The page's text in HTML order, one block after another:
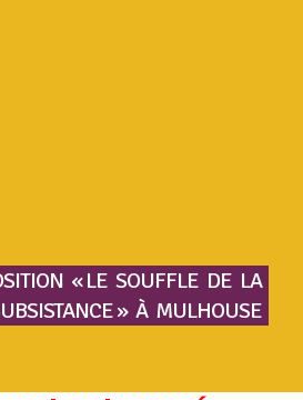
« LE SOUFFLE DE LA
» À MULHOUSE